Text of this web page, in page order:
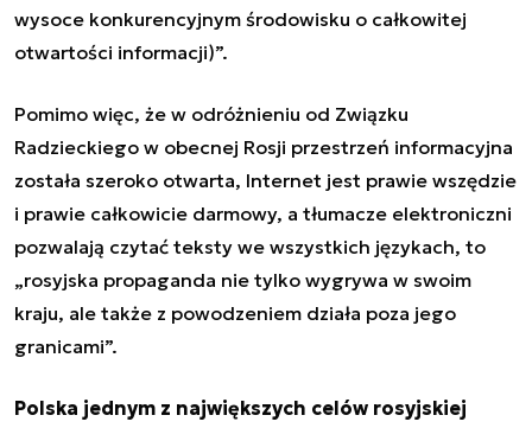
wysoce konkurencyjnym środowisku o całkowitej
otwartości informacji)”.
Pomimo więc, że w odróżnieniu od Związku
Radzieckiego w obecnej Rosji przestrzeń informacyjna
została szeroko otwarta, Internet jest prawie wszędzie
i prawie całkowicie darmowy, a tłumacze elektroniczni
pozwalają czytać teksty we wszystkich językach, to
„rosyjska propaganda nie tylko wygrywa w swoim
kraju, ale także z powodzeniem działa poza jego
granicami”.
Polska jednym z największych celów rosyjskiej